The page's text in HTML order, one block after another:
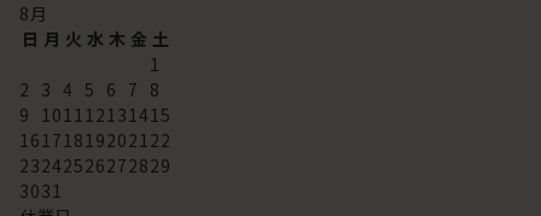
8月
日 月 火 水 木 金 土
1
2 3 4 5 6 7 8
9 101112131415
16171819202122
23242526272829
3031